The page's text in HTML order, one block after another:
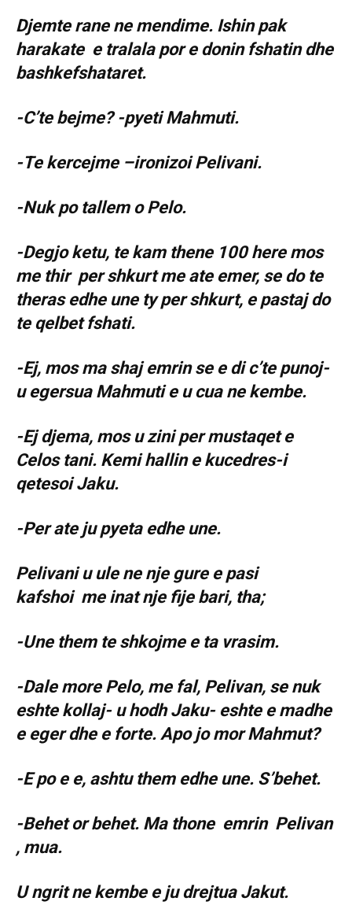
Djemte rane ne mendime. Ishin pak
harakate e tralala por e donin fshatin dhe
bashkefshataret.
-C’te bejme? -pyeti Mahmuti.
-Te kercejme –ironizoi Pelivani.
-Nuk po tallem o Pelo.
-Degjo ketu, te kam thene 100 here mos
me thir per shkurt me ate emer, se do te
theras edhe une ty per shkurt, e pastaj do
te qelbet fshati.
-Ej, mos ma shaj emrin se e di c’te punoj-
u egersua Mahmuti e u cua ne kembe.
-Ej djema, mos u zini per mustaqet e
Celos tani. Kemi hallin e kucedres-i
qetesoi Jaku.
-Per ate ju pyeta edhe une.
Pelivani u ule ne nje gure e pasi
kafshoi me inat nje fije bari, tha;
-Une them te shkojme e ta vrasim.
-Dale more Pelo, me fal, Pelivan, se nuk
eshte kollaj- u hodh Jaku- eshte e madhe
e eger dhe e forte. Apo jo mor Mahmut?
-E po e e, ashtu them edhe une. S’behet.
-Behet or behet. Ma thone emrin Pelivan
, mua.
U ngrit ne kembe e ju drejtua Jakut.